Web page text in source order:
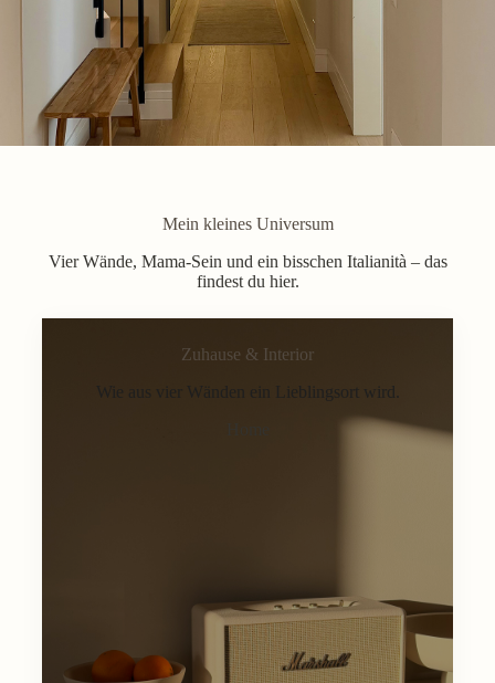
Mein kleines Universum
Vier Wände, Mama-Sein und ein bisschen Italianità – das
findest du hier.
Zuhause & Interior
Wie aus vier Wänden ein Lieblingsort wird.